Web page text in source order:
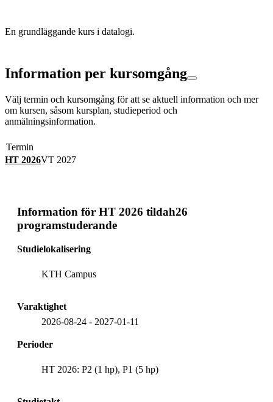
En grundläggande kurs i datalogi.
Information per kursomgång
Välj termin och kursomgång för att se aktuell information och mer
om kursen, såsom kursplan, studieperiod och
anmälningsinformation.
Termin
HT 2026VT 2027
Information för HT 2026 tildah26
programstuderande
Studielokalisering
KTH Campus
Varaktighet
2026-08-24 - 2027-01-11
Perioder
HT 2026: P2 (1 hp), P1 (5 hp)